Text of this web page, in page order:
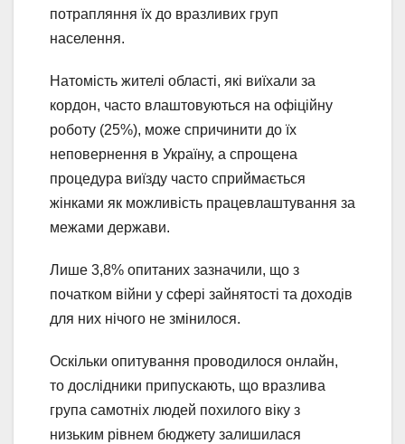
потрапляння їх до вразливих груп
населення.
Натомість жителі області, які виїхали за
кордон, часто влаштовуються на офіційну
роботу (25%), може спричинити до їх
неповернення в Україну, а спрощена
процедура виїзду часто сприймається
жінками як можливість працевлаштування за
межами держави.
Лише 3,8% опитаних зазначили, що з
початком війни у сфері зайнятості та доходів
для них нічого не змінилося.
Оскільки опитування проводилося онлайн,
то дослідники припускають, що вразлива
група самотніх людей похилого віку з
низьким рівнем бюджету залишилася